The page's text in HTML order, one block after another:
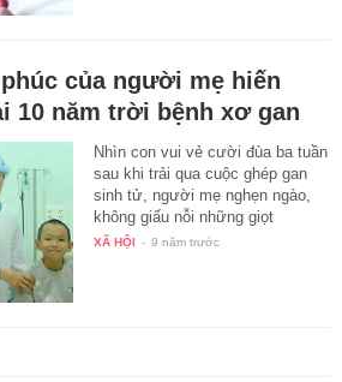
của người mẹ hiến
10 năm trời bệnh xơ gan
Nhìn con vui vẻ cười đùa ba tuần
sau khi trải qua cuộc ghép gan
sinh tử, người mẹ nghẹn ngào,
không giấu nỗi những giọt
nước…
XÃ HỘI - 9 năm trước